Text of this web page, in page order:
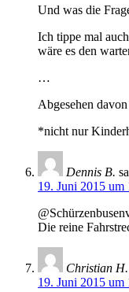
Und was die
Ich tippe mal
wäre es den
…
Abgesehen
*nicht nur
Dennis B.
19. Juni 2015 um
Die reine
Christian H.
19. Juni 2015 um